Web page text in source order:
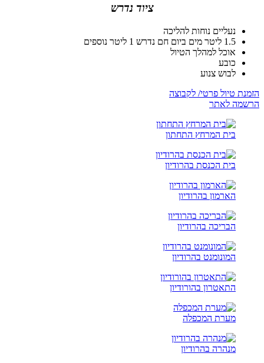
ציוד נדרש
נעליים נוחות להליכה
1.5 ליטר מים ביום חם נדרש 1 ליטר נוספים
אוכל למהלך הטיול
כובע
לבוש צנוע
הזמנת טיול פרטי/ לקבוצה
הרשמה לאתר
בית המרחץ התחתון
בית הכנסת בהרודיון
הארמון בהרודיון
הבריכה בהרודיון
המונומנט בהרודיון
התאטרון בהורודיון
מערת המכפלה
מנהרה בהרודיון